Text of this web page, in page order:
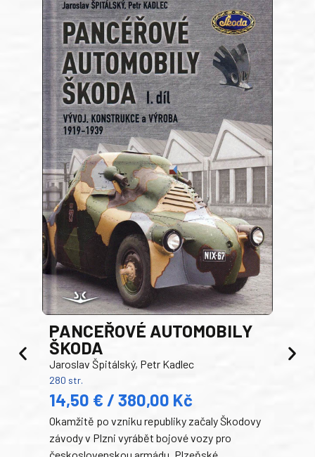
PANCEŘOVÉ AUTOMOBILY
ŠKODA
Jaroslav Špitálský, Petr Kadlec
280 str.
14,50 € / 380,00 Kč
Okamžitě po vzniku republiky začaly Škodovy
závody v Plzni vyrábět bojové vozy pro